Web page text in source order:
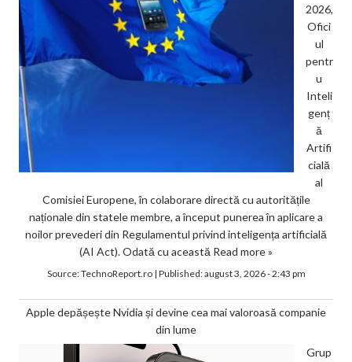
2026,
Ofici
ul
pentr
u
Inteli
genț
ă
Artifi
cială
al
Comisiei Europene, în colaborare directă cu autoritățile
naționale din statele membre, a început punerea în aplicare a
noilor prevederi din Regulamentul privind inteligența artificială
(AI Act). Odată cu această Read more »
Source:TechnoReport.ro| Published:august 3, 2026 - 2:43 pm
Apple depășește Nvidia și devine cea mai valoroasă companie
din lume
Grup